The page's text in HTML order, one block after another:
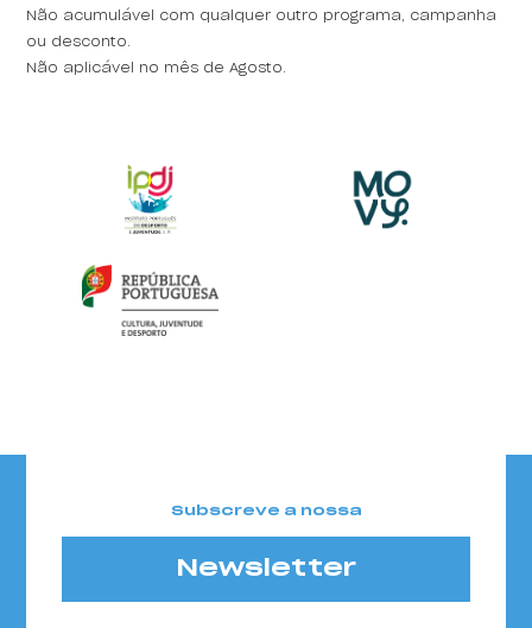
Não acumulável com qualquer outro programa, campanha
ou desconto.
Não aplicável no mês de Agosto.
Subscreve a nossa
Newsletter